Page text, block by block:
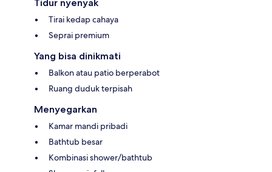
Tidur nyenyak
Tirai kedap cahaya
Seprai premium
Yang bisa dinikmati
Balkon atau patio berperabot
Ruang duduk terpisah
Menyegarkan
Kamar mandi pribadi
Bathtub besar
Kombinasi shower/bathtub